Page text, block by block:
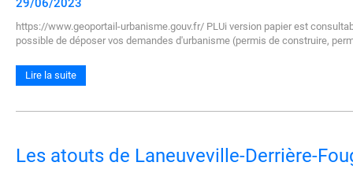
29/06/2023
https://www.geoportail-urbanisme.gouv.fr/ PLUi version papier est
possible de déposer vos demandes d'urbanisme (permis de construire,
Lire la suite
Les atouts de Laneuveville-Derrière-